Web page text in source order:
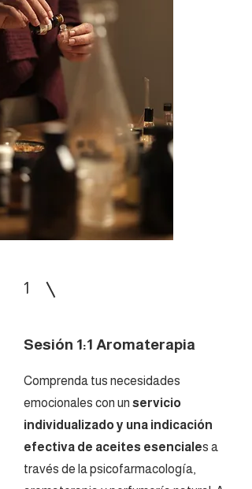
1
Sesión 1:1 Aromaterapia
Comprenda tus necesidades
emocionales con un servicio
individualizado y una indicación
efectiva de aceites esenciales a
través de la psicofarmacología,